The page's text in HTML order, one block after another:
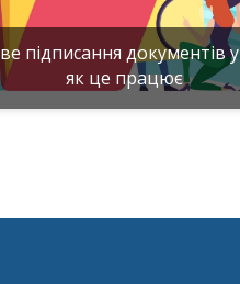
підписання документів
як це працює